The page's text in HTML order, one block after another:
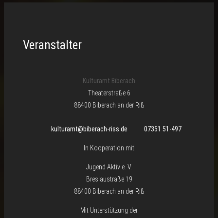
Veranstalter
Kulturamt Biberach
Theaterstraße 6
88400 Biberach an der Riß
kulturamt@biberach-riss.de 07351 51-497
In Kooperation mit
Jugend Aktiv e. V.
Breslaustraße 19
88400 Biberach an der Riß
Mit Unterstützung der